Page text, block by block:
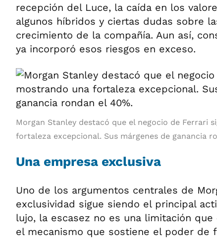
recepción del Luce, la caída en los
algunos híbridos y ciertas dudas sobre
crecimiento de la compañía. Aun así,
ya incorporó esos riesgos en exceso.
Morgan Stanley destacó que el negocio de Ferrari
fortaleza excepcional. Sus márgenes de ganancia
Una empresa exclusiva
Uno de los argumentos centrales de
exclusividad sigue siendo el principal
lujo, la escasez no es una limitación
el mecanismo que sostiene el poder de